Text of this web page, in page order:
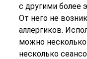
с другими более
От него не
аллергиков.
можно несколько
несколько